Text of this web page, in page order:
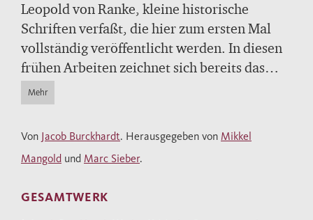
Leopold von Ranke, kleine historische
Schriften verfaßt, die hier zum ersten Mal
vollständig veröffentlicht werden. In diesen
frühen Arbeiten zeichnet sich bereits das
überragende historische Erzähltalent
Burckhardts ab, das ihn bis heute zu einem
seiner frühesten Schrift überCarl Martell
geht es Burckhardt um die Idee Europas und
Schrift lernen wir Erzbischof
Mehr
Von Jacob Burckhardt. Herausgegeben von Mikkel
Mangold und Marc Sieber.
GESAMTWERK